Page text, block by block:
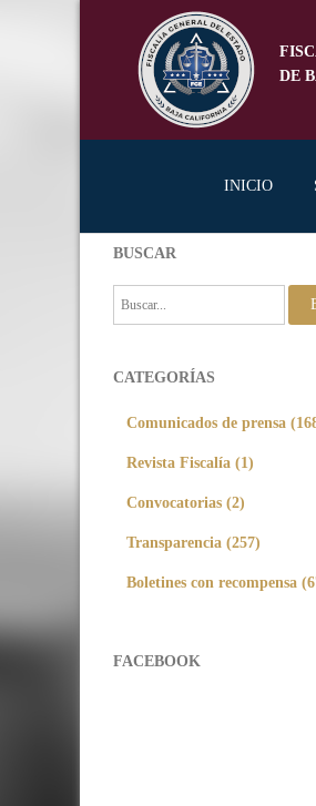
DE
INICIO
BUSCAR
CATEGORÍAS
Comunicados de prensa
Revista Fiscalía (1)
Convocatorias (2)
Transparencia (257)
Boletines con recompensa
FACEBOOK